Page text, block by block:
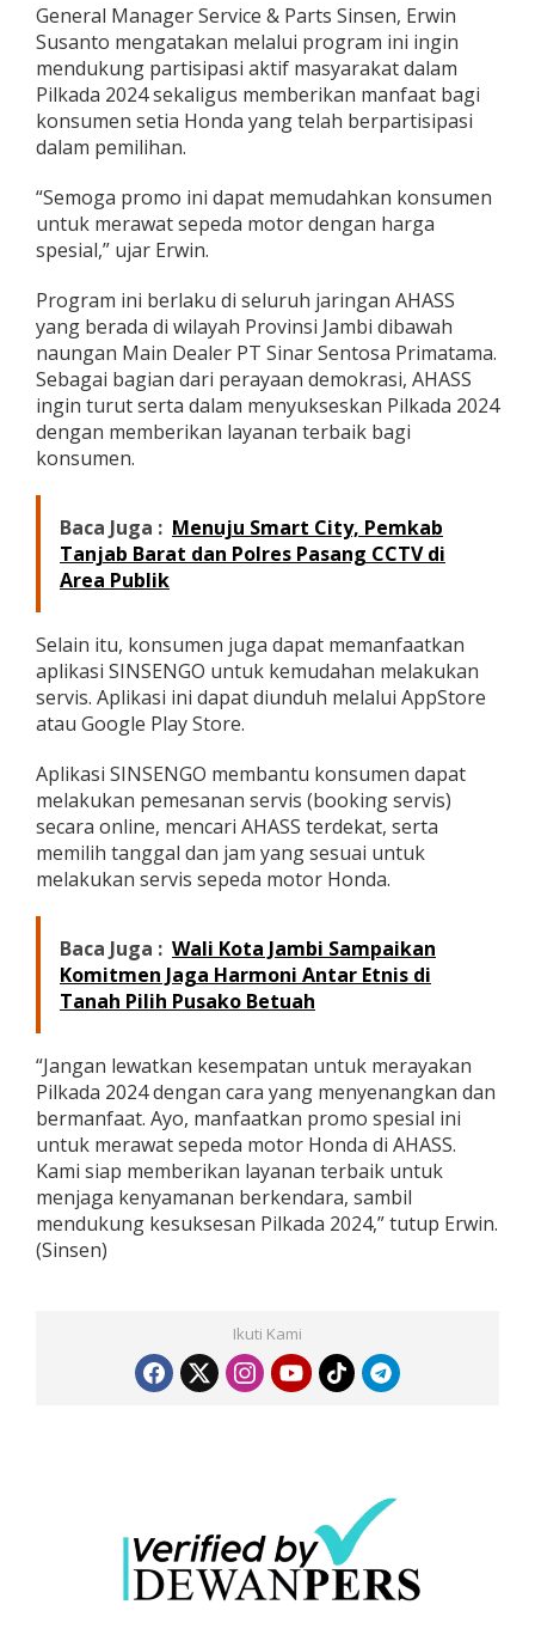
t
k
a
n
D
i
s
n
S
e
v
s
d
i
A
H
A
General Manager Service & Parts Sinsen, Erwin
Susanto mengatakan melalui program ini ingin
mendukung partisipasi aktif masyarakat dalam
Pilkada 2024 sekaligus memberikan manfaat bagi
konsumen setia Honda yang telah berpartisipasi
dalam pemilihan.
“Semoga promo ini dapat memudahkan konsumen
untuk merawat sepeda motor dengan harga
spesial,” ujar Erwin.
Program ini berlaku di seluruh jaringan AHASS
yang berada di wilayah Provinsi Jambi dibawah
naungan Main Dealer PT Sinar Sentosa Primatama.
Sebagai bagian dari perayaan demokrasi, AHASS
ingin turut serta dalam menyukseskan Pilkada 2024
dengan memberikan layanan terbaik bagi
konsumen.
Baca Juga : Menuju Smart City, Pemkab
Tanjab Barat dan Polres Pasang CCTV di
Area Publik
Selain itu, konsumen juga dapat memanfaatkan
aplikasi SINSENGO untuk kemudahan melakukan
servis. Aplikasi ini dapat diunduh melalui AppStore
atau Google Play Store.
Aplikasi SINSENGO membantu konsumen dapat
melakukan pemesanan servis (booking servis)
secara online, mencari AHASS terdekat, serta
memilih tanggal dan jam yang sesuai untuk
melakukan servis sepeda motor Honda.
Baca Juga : Wali Kota Jambi Sampaikan
Komitmen Jaga Harmoni Antar Etnis di
Tanah Pilih Pusako Betuah
“Jangan lewatkan kesempatan untuk merayakan
Pilkada 2024 dengan cara yang menyenangkan dan
bermanfaat. Ayo, manfaatkan promo spesial ini
untuk merawat sepeda motor Honda di AHASS.
Kami siap memberikan layanan terbaik untuk
menjaga kenyamanan berkendara, sambil
mendukung kesuksesan Pilkada 2024,” tutup Erwin.
(Sinsen)
Ikuti Kami